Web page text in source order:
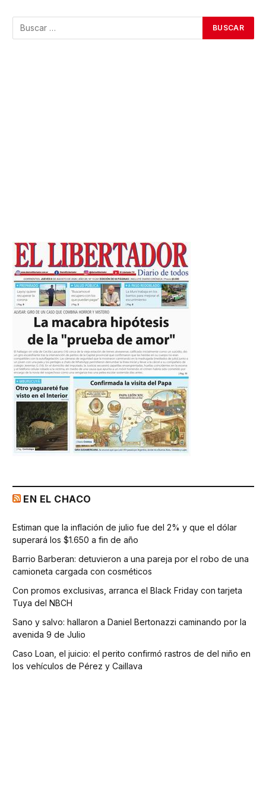
EN EL CHACO
Estiman que la inflación de julio fue del 2% y que el dólar
superará los $1.650 a fin de año
Barrio Barberan: detuvieron a una pareja por el robo de una
camioneta cargada con cosméticos
Con promos exclusivas, arranca el Black Friday con tarjeta
Tuya del NBCH
Sano y salvo: hallaron a Daniel Bertonazzi caminando por la
avenida 9 de Julio
Caso Loan, el juicio: el perito confirmó rastros de del niño en
los vehículos de Pérez y Caillava